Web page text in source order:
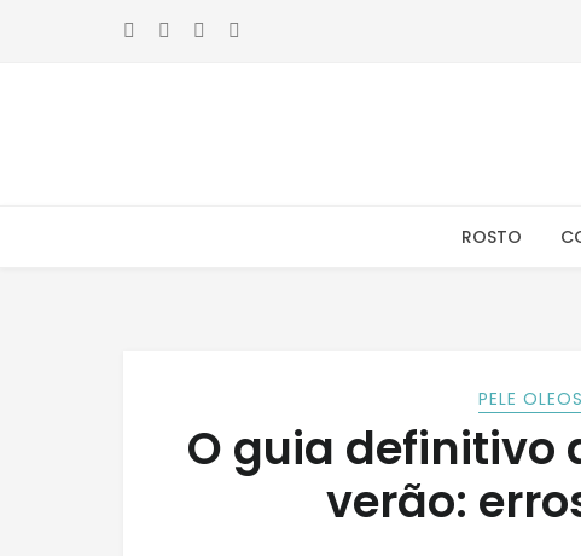
ROSTO
PELE
O guia definitivo
verão: